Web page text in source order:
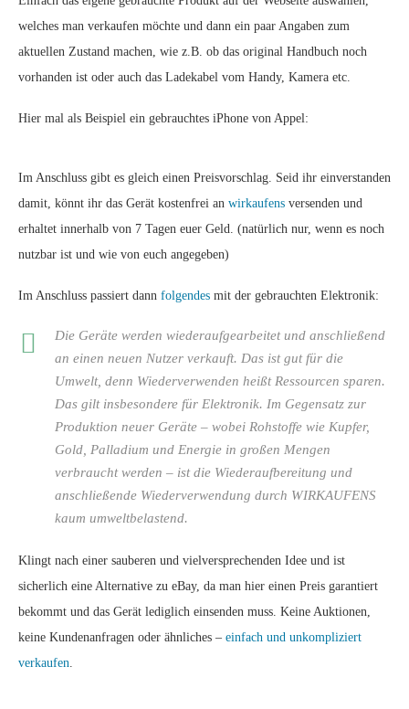
welches man verkaufen möchte und dann ein paar Angaben zum
aktuellen Zustand machen, wie z.B. ob das original Handbuch noch
vorhanden ist oder auch das Ladekabel vom Handy, Kamera etc.
Hier mal als Beispiel ein gebrauchtes iPhone von Appel:
Im Anschluss gibt es gleich einen Preisvorschlag. Seid ihr einverstanden
damit, könnt ihr das Gerät kostenfrei an wirkaufens versenden und
erhaltet innerhalb von 7 Tagen euer Geld. (natürlich nur, wenn es noch
nutzbar ist und wie von euch angegeben)
Im Anschluss passiert dann folgendes mit der gebrauchten Elektronik:
Die Geräte werden wiederaufgearbeitet und anschließend
an einen neuen Nutzer verkauft. Das ist gut für die
Umwelt, denn Wiederverwenden heißt Ressourcen sparen.
Das gilt insbesondere für Elektronik. Im Gegensatz zur
Produktion neuer Geräte – wobei Rohstoffe wie Kupfer,
Gold, Palladium und Energie in großen Mengen
verbraucht werden – ist die Wiederaufbereitung und
anschließende Wiederverwendung durch WIRKAUFENS
kaum umweltbelastend.
Klingt nach einer sauberen und vielversprechenden Idee und ist
sicherlich eine Alternative zu eBay, da man hier einen Preis garantiert
bekommt und das Gerät lediglich einsenden muss. Keine Auktionen,
keine Kundenanfragen oder ähnliches – einfach und unkompliziert
verkaufen.